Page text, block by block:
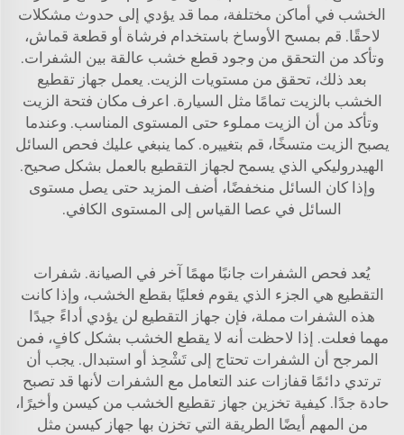
الخشب في أماكن مختلفة، مما قد يؤدي إلى حدوث مشكلات
لاحقًا. قم بمسح الأوساخ باستخدام فرشاة أو قطعة قماش،
وتأكد من التحقق من وجود قطع خشب عالقة بين الشفرات.
بعد ذلك، تحقق من مستويات الزيت. يعمل جهاز تقطيع
الخشب بالزيت تمامًا مثل السيارة. اعرف مكان فتحة الزيت
وتأكد من أن الزيت مملوء حتى المستوى المناسب. وعندما
يصبح الزيت متسخًا، قم بتغييره. كما ينبغي عليك فحص السائل
الهيدروليكي الذي يسمح لجهاز التقطيع بالعمل بشكل صحيح.
وإذا كان السائل منخفضًا، أضف المزيد حتى يصل مستوى
السائل في عصا القياس إلى المستوى الكافي.
يُعد فحص الشفرات جانبًا مهمًا آخر في الصيانة. شفرات
التقطيع هي الجزء الذي يقوم فعليًا بقطع الخشب، وإذا كانت
هذه الشفرات مملة، فإن جهاز التقطيع لن يؤدي أداءً جيدًا
مهما فعلت. إذا لاحظت أنه لا يقطع الخشب بشكل كافٍ، فمن
المرجح أن الشفرات تحتاج إلى تَشْحِذ أو استبدال. يجب أن
ترتدي دائمًا قفازات عند التعامل مع الشفرات لأنها قد تصبح
حادة جدًا. كيفية تخزين جهاز تقطيع الخشب من كيسن وأخيرًا،
من المهم أيضًا الطريقة التي تخزن بها جهاز كيسن مثل